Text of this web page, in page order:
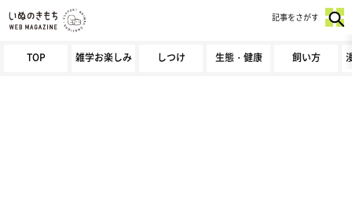
TOP 雑学お楽しみ しつけ 生態・健康 飼い方
記事をさがす